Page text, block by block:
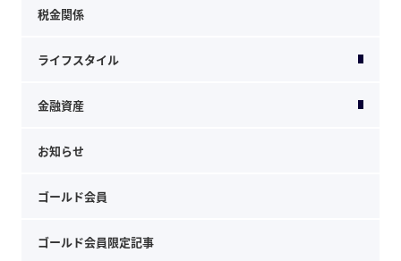
税金関係
ライフスタイル
金融資産
お知らせ
ゴールド会員
ゴールド会員限定記事